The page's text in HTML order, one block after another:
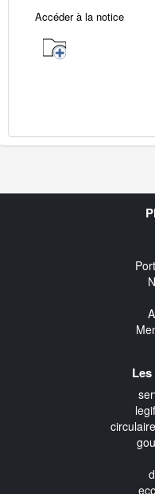
Accéder à la notice